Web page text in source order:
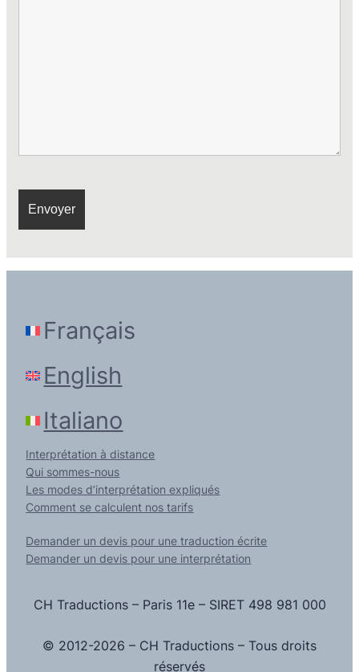
Français
English
Italiano
Interprétation à distance
Qui sommes-nous
Les modes d’interprétation expliqués
Comment se calculent nos tarifs
Demander un devis pour une traduction écrite
Demander un devis pour une interprétation
CH Traductions – Paris 11e – SIRET 498 981 000
© 2012-2026 – CH Traductions – Tous droits
réservés